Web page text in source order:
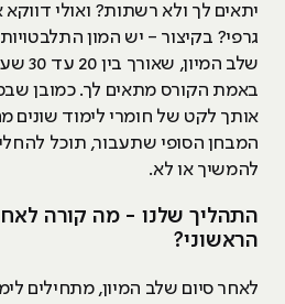
יתאים לך ולא רשתות? ואולי
גרפי? בקיצור - יש המון
שלב
באמת הקורס מתאים לך. כמובן
אותך לקט של חומרי לימוד שונים
המבחן הסופי שתעבור, תוכל
להמשיך או לא.
התהליך שלנו - מה קורה
הראשוני?
לאחר סיום שלב המיון, מתחילים